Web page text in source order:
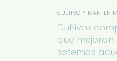
CULTIVO Y
Cultivos
que mejoran
sistemas